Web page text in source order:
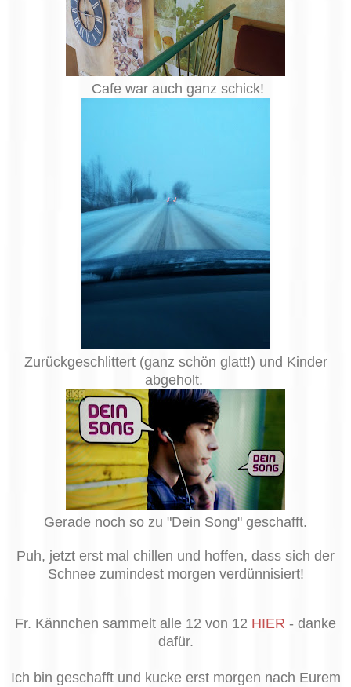
Cafe war auch ganz schick!
Zurückgeschlittert (ganz schön glatt!) und Kinder
abgeholt.
Gerade noch so zu "Dein Song" geschafft.
Puh, jetzt erst mal chillen und hoffen, dass sich der
Schnee zumindest morgen verdünnisiert!
Fr. Kännchen sammelt alle 12 von 12 HIER - danke
dafür.
Ich bin geschafft und kucke erst morgen nach Eurem